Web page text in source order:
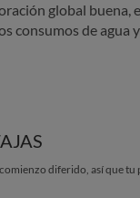
global buena,
consumos de agua
diferido, así que